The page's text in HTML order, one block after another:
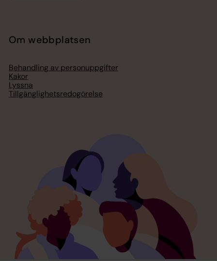
Om webbplatsen
Behandling av personuppgifter
Kakor
Lyssna
Tillgänglighetsredogörelse